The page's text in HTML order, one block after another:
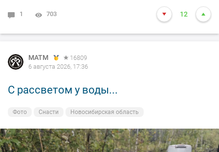
1 703 12
MATM
16809
6 августа 2026, 17:36
С рассветом у воды...
Фото Снасти Новосибирская область